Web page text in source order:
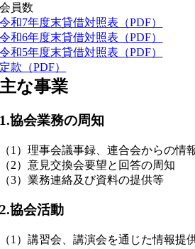
会員数
令和7年度末貸借対照表（PDF）
令和6年度末貸借対照表（PDF）
令和5年度末貸借対照表（PDF）
定款（PDF）
主な事業
1.協会業務の周知
（1）理事会議事録、連合会からの情
（2）意見交換会要望と回答の周知
（3）業務連絡及び資料の提供等
2.協会活動
（1）講習会、講演会を通じた情報提